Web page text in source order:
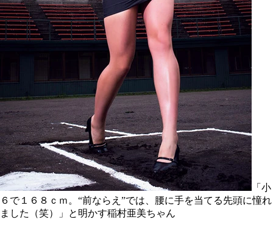
「小
６で１６８ｃｍ。“前ならえ”では、腰に手を当てる先頭に憧れ
ました（笑）」と明かす稲村亜美ちゃん